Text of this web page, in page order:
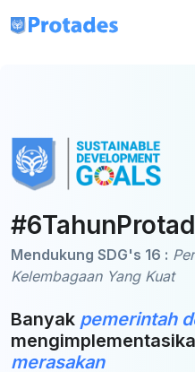
Mendukung SDG's 16 :
Kelembagaan Yang Kuat
Banyak pemerintah
merasakan